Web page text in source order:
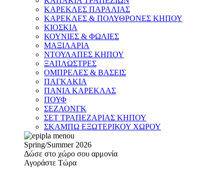
ΚΑΡΕΚΛΕΣ ΠΑΡΑΛΙΑΣ
ΚΑΡΕΚΛΕΣ & ΠΟΛΥΘΡΟΝΕΣ ΚΗΠΟΥ
ΚΙΟΣΚΙΑ
ΚΟΥΝΙΕΣ & ΦΩΛΙΕΣ
ΜΑΞΙΛΑΡΙΑ
ΝΤΟΥΛΑΠΕΣ ΚΗΠΟΥ
ΞΑΠΛΩΣΤΡΕΣ
ΟΜΠΡΕΛΕΣ & ΒΑΣΕΙΣ
ΠΑΓΚΑΚΙΑ
ΠΑΝΙΑ ΚΑΡΕΚΛΑΣ
ΠΟΥΦ
ΣΕΖΛΟΝΓΚ
ΣΕΤ ΤΡΑΠΕΖΑΡΙΑΣ ΚΗΠΟΥ
ΣΚΑΜΠΩ ΕΞΩΤΕΡΙΚΟΥ ΧΩΡΟΥ
Spring/Summer 2026
Δώσε στο χώρο σου αρμονία
Αγοράστε Τώρα